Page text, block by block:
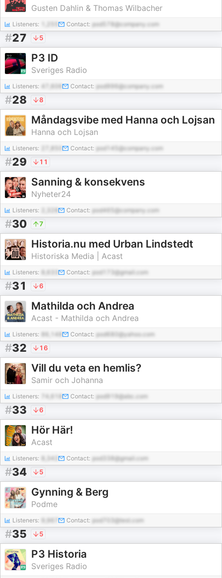
Gusten Dahlin & Thomas Wilbacher
Listeners: Contact: pod578@company.com
#27 5
P3 ID
Sveriges Radio
Listeners: Contact: pod996@company.com
#28 8
Måndagsvibe med Hanna och Lojsan
Hanna och Lojsan
Listeners: Contact: pod145@company.com
#29 11
Sanning & konsekvens
Nyheter24
Listeners: Contact: pod465@company.com
#30 7
Historia.nu med Urban Lindstedt
Historiska Media | Acast
Listeners: Contact: pod173@gmail.com
#31 6
Mathilda och Andrea
Acast - Mathilda och Andrea
Listeners: 86,148 Contact: pod680@yahoo.com
#32 16
Vill du veta en hemlis?
Samir och Johanna
Listeners: Contact: pod919@abc.com
#33 6
Hör Här!
Acast
Listeners: 8,342 Contact: pod338@gmail.com
#34 5
Gynning & Berg
Podme
Listeners: Contact: pod703@test.com
#35 5
P3 Historia
Sveriges Radio